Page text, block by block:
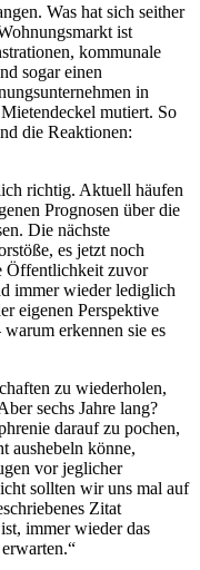
Was hat sich seither
ist
kommunale
sogar einen
in
mutiert. So
die Reaktionen:
richtig. Aktuell häufen
Prognosen über die
Die nächste
es jetzt noch
Öffentlichkeit zuvor
immer wieder lediglich
eigenen Perspektive
erkennen sie es
zu wiederholen,
sechs Jahre lang?
darauf zu pochen,
aushebeln könne,
vor jeglicher
sollten wir uns mal auf
Zitat
immer wieder das